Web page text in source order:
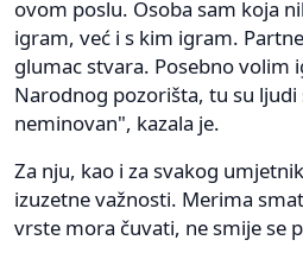
ovom poslu. Osoba sam koja
igram, već i s kim igram.
glumac stvara. Posebno volim
Narodnog pozorišta, tu su
neminovan", kazala je.
Za nju, kao i za svakog
izuzetne važnosti. Merima
vrste mora čuvati, ne smije se